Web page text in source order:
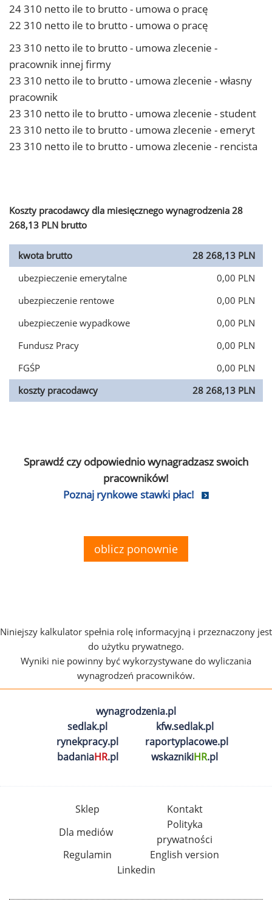
24 310 netto ile to brutto - umowa o pracę
22 310 netto ile to brutto - umowa o pracę
23 310 netto ile to brutto - umowa zlecenie -
pracownik innej firmy
23 310 netto ile to brutto - umowa zlecenie - własny
pracownik
23 310 netto ile to brutto - umowa zlecenie - student
23 310 netto ile to brutto - umowa zlecenie - emeryt
23 310 netto ile to brutto - umowa zlecenie - rencista
Koszty pracodawcy dla miesięcznego wynagrodzenia 28
268,13 PLN brutto
kwota brutto
28 268,13 PLN
ubezpieczenie emerytalne
0,00 PLN
ubezpieczenie rentowe
0,00 PLN
ubezpieczenie wypadkowe
0,00 PLN
Fundusz Pracy
0,00 PLN
FGŚP
0,00 PLN
koszty pracodawcy
28 268,13 PLN
Sprawdź czy odpowiednio wynagradzasz swoich
pracowników!
Poznaj rynkowe stawki płac!
oblicz ponownie
Niniejszy kalkulator spełnia rolę informacyjną i przeznaczony jest
do użytku prywatnego.
Wyniki nie powinny być wykorzystywane do wyliczania
wynagrodzeń pracowników.
wynagrodzenia.pl
sedlak.pl
kfw.sedlak.pl
rynekpracy.pl
raportyplacowe.pl
badaniaHR.pl wskaznikiHR.pl
Sklep
Kontakt
Dla mediów
Polityka
prywatności
Regulamin
English version
Linkedin